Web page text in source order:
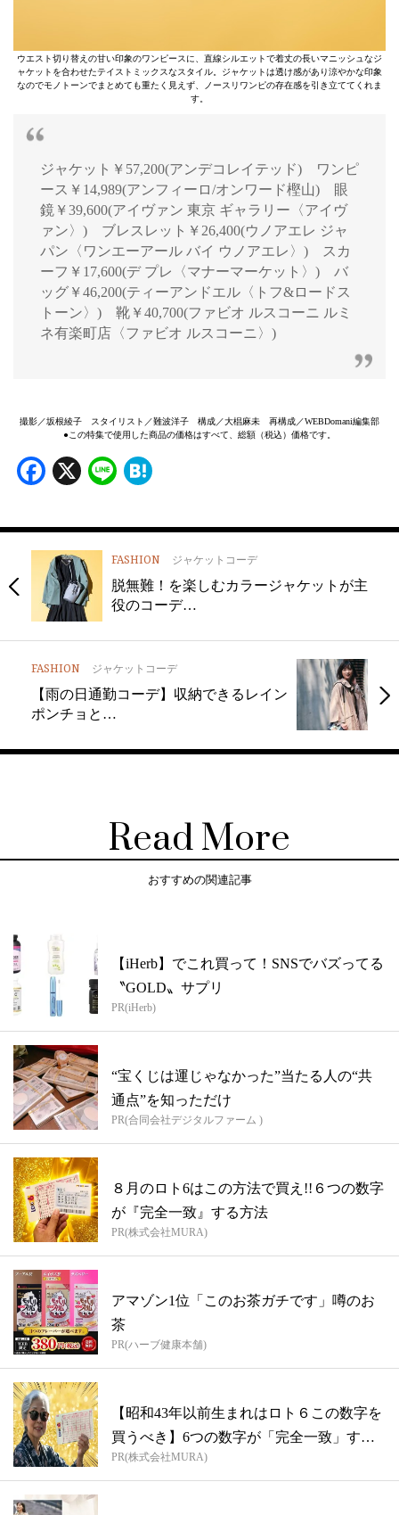
ウエスト切り替えの甘い印象のワンピースに、直線シルエットで着丈の長いマニッシュなジ
ャケットを合わせたテイストミックスなスタイル。ジャケットは透け感があり涼やかな印象
なのでモノトーンでまとめても重たく見えず、ノースリワンピの存在感を引き立ててくれま
す。
ジャケット￥57,200(アンデコレイテッド) ワンピ
ース￥14,989(アンフィーロ/オンワード樫山) 眼
鏡￥39,600(アイヴァン 東京 ギャラリー〈アイヴ
ァン〉) ブレスレット￥26,400(ウノアエレ ジャ
パン〈ワンエーアール バイ ウノアエレ〉) スカ
ーフ￥17,600(デ プレ〈マナーマーケット〉) バ
ッグ￥46,200(ティーアンドエル〈トフ&ロードス
トーン〉) 靴￥40,700(ファビオ ルスコーニ ルミ
ネ有楽町店〈ファビオ ルスコーニ〉)
撮影／坂根綾子 スタイリスト／難波洋子 構成／大椙麻未 再構成／WEBDomani編集部
●この特集で使用した商品の価格はすべて、総額（税込）価格です。
Facebook
X Line
FASHION ジャケットコーデ
脱無難！を楽しむカラージャケットが主
役のコーデ…
FASHION ジャケットコーデ
【雨の日通勤コーデ】収納できるレイン
ポンチョと…
Read More
おすすめの関連記事
【iHerb】でこれ買って！SNSでバズってる
〝GOLD〟サプリ
PR(iHerb)
“宝くじは運じゃなかった”当たる人の“共
通点”を知っただけ
PR(合同会社デジタルファーム )
８月のロト6はこの方法で買え!!６つの数字
が『完全一致』する方法
PR(株式会社MURA)
アマゾン1位「このお茶ガチです」噂のお
茶
PR(ハーブ健康本舗)
【昭和43年以前生まれはロト６この数字を
買うべき】6つの数字が「完全一致」する
方...
PR(株式会社MURA)